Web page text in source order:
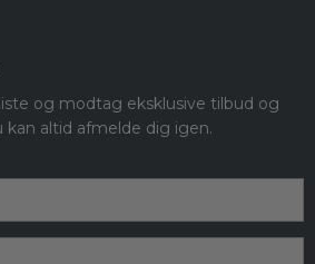
og modtag eksklusive tilbud og
kan altid afmelde dig igen.